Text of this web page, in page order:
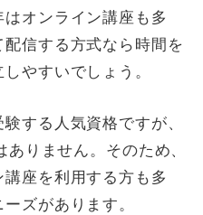
オンライン講座も多
信する方式なら時間を
やすいでしょう。
する人気資格ですが、
りません。そのため、
座を利用する方も多
ズがあります。